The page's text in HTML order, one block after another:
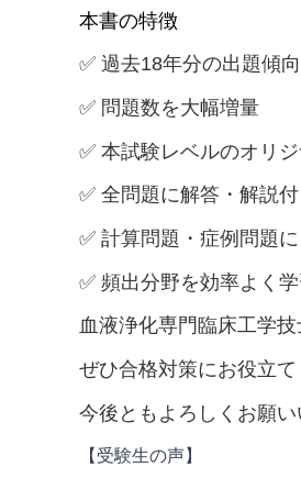
認定血液浄化予想問題集
認定医療機器管理予想問題集
認定集中治療予想問題集
日本糖尿病療養指導士CDEJ予想問
心不全療養指導士予想問題集
本書の特徴
✅ 過去18年分の出題傾
✅ 問題数を大幅増量
✅ 本試験レベルのオリ
✅ 全問題に解答・解説付
✅ 計算問題・症例問題
✅ 頻出分野を効率よく
血液浄化専門臨床工学
ぜひ合格対策にお役立て
今後ともよろしくお願い
【受験生の声】